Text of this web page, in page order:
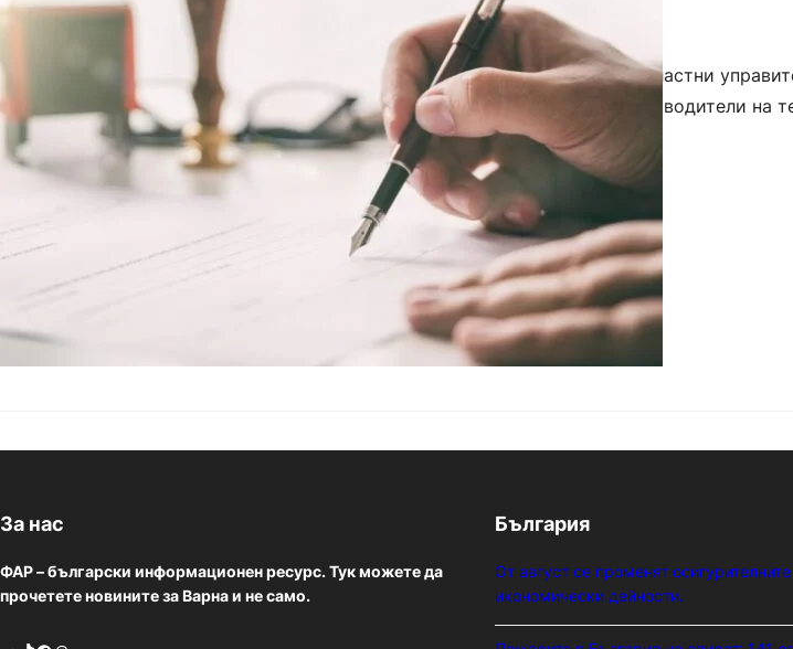
13.05.2026
Министерският съвет назначи нови областни
страната и освободи досегашните ръководители на
поста поема Васил Трендафилов. Той е завършил
За нас
ФАР – български информационен ресурс. Тук можете да
прочетете новините за Варна и не само.
България
От август се променят
икономически дейности.